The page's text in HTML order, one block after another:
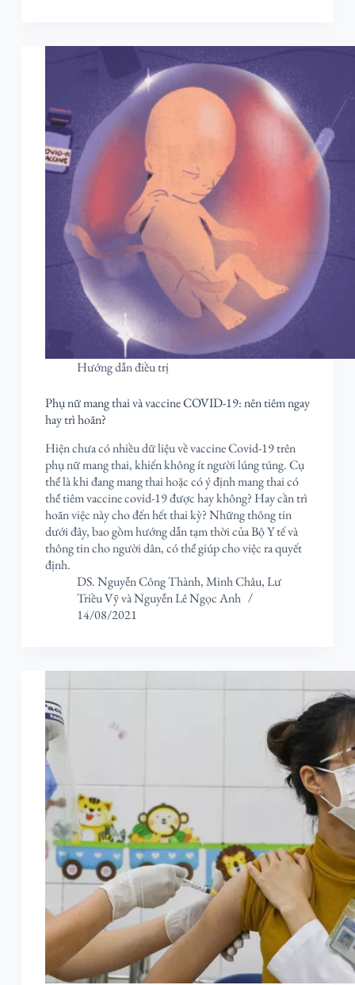
Hướng dẫn điều trị
Phụ nữ mang thai và vaccine COVID-19: nên tiêm ngay
hay trì hoãn?
Hiện chưa có nhiều dữ liệu về vaccine Covid-19 trên
phụ nữ mang thai, khiến không ít người lúng túng. Cụ
thể là khi đang mang thai hoặc có ý định mang thai có
thể tiêm vaccine covid-19 được hay không? Hay cần trì
hoãn việc này cho đến hết thai kỳ? Những thông tin
dưới đây, bao gồm hướng dẫn tạm thời của Bộ Y tế và
thông tin cho người dân, có thể giúp cho việc ra quyết
định.
DS. Nguyễn Công Thành,Minh Châu,Lư
Triều VỹvàNguyễn Lê Ngọc Anh
14/08/2021